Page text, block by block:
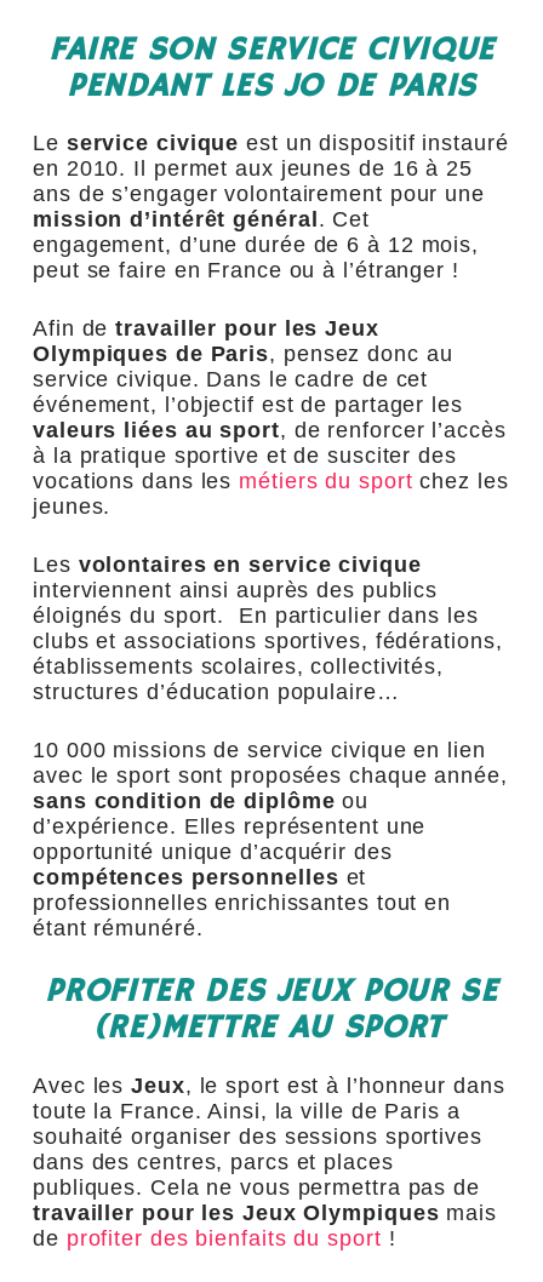
FAIRE SON SERVICE CIVIQUE
PENDANT LES JO DE PARIS
Le service civique est un dispositif instauré
en 2010. Il permet aux jeunes de 16 à 25
ans de s’engager volontairement pour une
mission d’intérêt général . Cet
engagement, d’une durée de 6 à 12 mois,
peut se faire en France ou à l’étranger !
Afin detravailler pour les Jeux
Olympiques de Paris, pensez donc au
service civique. Dans le cadre de cet
événement, l’objectif est de partager les
valeurs liées au sport, de renforcer l’accès
à la pratique sportive et de susciter des
vocations dans les métiers du sport chez les
jeunes.
Les volontaires en service civique
interviennent ainsi auprès des publics
éloignés du sport. En particulier dans les
clubs et associations sportives, fédérations,
établissements scolaires, collectivités,
structures d’éducation populaire…
10 000 missions de service civique en lien
avec le sport sont proposées chaque année,
sans condition de diplôme ou
d’expérience. Elles représentent une
opportunité unique d’acquérir des
compétences personnelles et
professionnelles enrichissantes tout en
étant rémunéré.
PROFITER DES JEUX POUR SE
(RE)METTRE AU SPORT
Avec lesJeux, le sport est à l’honneur dans
toute la France. Ainsi, la ville de Paris a
souhaité organiser des sessions sportives
dans des centres, parcs et places
publiques. Cela ne vous permettra pas de
travailler pour les Jeux Olympiques mais
de profiter des bienfaits du sport !